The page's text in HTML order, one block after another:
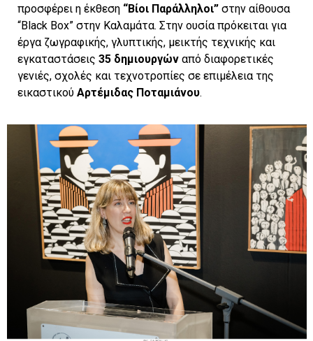
προσφέρει η έκθεση “Βίοι Παράλληλοι” στην αίθουσα
“Black Box” στην Καλαμάτα. Στην ουσία πρόκειται για
έργα ζωγραφικής, γλυπτικής, μεικτής τεχνικής και
εγκαταστάσεις 35 δημιουργών από διαφορετικές
γενιές, σχολές και τεχνοτροπίες σε επιμέλεια της
εικαστικού Αρτέμιδας Ποταμιάνου.